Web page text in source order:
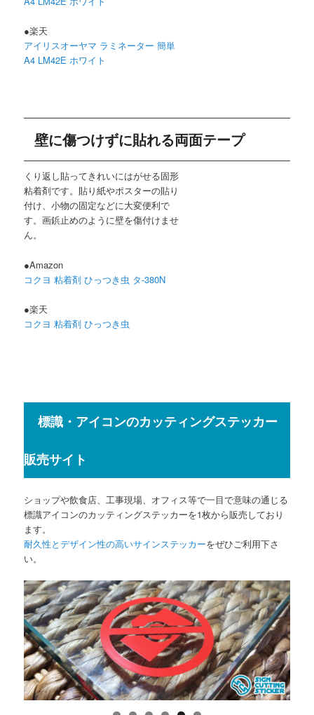
●楽天
アイリスオーヤマ ラミネーター 簡単
A4 LM42E ホワイト
壁に傷つけずに貼れる両面テープ
くり返し貼ってきれいにはがせる固形
粘着剤です。貼り紙やポスターの貼り
付け、小物の固定などに大変便利で
す。画鋲止めのように壁を傷付けませ
ん。
●Amazon
コクヨ 粘着剤 ひっつき虫 タ-380N
●楽天
コクヨ 粘着剤 ひっつき虫
標識・アイコンのカッティングステッカー
販売サイト
ショップや飲食店、工事現場、オフィス等で一目で意味の通じる
標識アイコンのカッティングステッカーを1枚から販売しており
ます。
耐久性とデザイン性の高いサインステッカーをぜひご利用下さ
い。